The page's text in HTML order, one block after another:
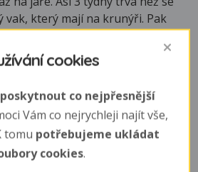
vak, který mají na krunýři. Pak
zelený 2,5 - 3,5 cm dlouhý
kůži s tmavo zelenými pruhy.
masožravá, ale jak stárnou,
složka, dospělé želvy se živí
(hmyz, plži, ryby, korýši) a
cookies
co nejpřesnější
Vám co nejrychleji najít vše,
tomu potřebujeme ukládat
cookies.